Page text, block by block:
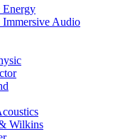
Audio
Wilkins